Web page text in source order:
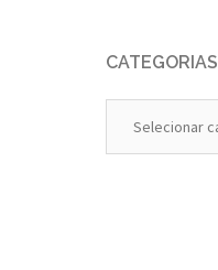
CATEGORIAS